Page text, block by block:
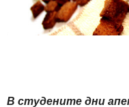
В студените дни